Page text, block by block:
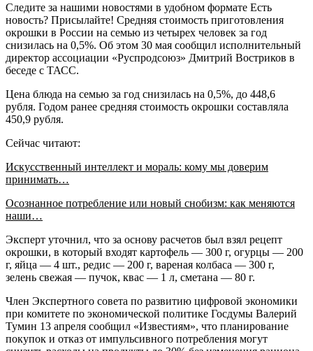
Следите за нашими новостями в удобном формате Есть
новость? Присылайте! Средняя стоимость приготовления
окрошки в России на семью из четырех человек за год
снизилась на 0,5%. Об этом 30 мая сообщил исполнительный
директор ассоциации «Руспродсоюз» Дмитрий Востриков в
беседе с ТАСС.
Цена блюда на семью за год снизилась на 0,5%, до 448,6
рубля. Годом ранее средняя стоимость окрошки составляла
450,9 рубля.
Сейчас читают:
Искусственный интеллект и мораль: кому мы доверим
принимать…
Осознанное потребление или новый снобизм: как меняются
наши…
Эксперт уточнил, что за основу расчетов был взял рецепт
окрошки, в который входят картофель — 300 г, огурцы — 200
г, яйца — 4 шт., редис — 200 г, вареная колбаса — 300 г,
зелень свежая — пучок, квас — 1 л, сметана — 80 г.
Член Экспертного совета по развитию цифровой экономики
при комитете по экономической политике Госдумы Валерий
Тумин 13 апреля сообщил «Известиям», что планирование
покупок и отказ от импульсивного потребления могут